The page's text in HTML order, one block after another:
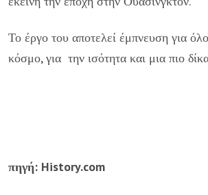
Το έργο του αποτελεί έμπνευση για
κόσμο, για την ισότητα και μια πιο
πηγή: History.com